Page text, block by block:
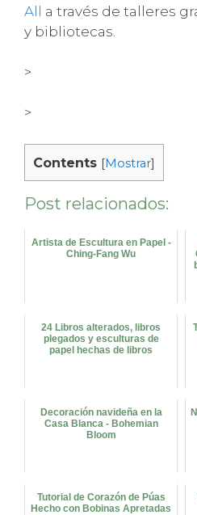
All a través de talleres
y bibliotecas.
>
>
Contents [Mostrar]
Post relacionados:
Artista de Escultura en Papel -
Ching-Fang Wu
24 Libros alterados, libros
plegados y esculturas de
papel hechas de libros
Decoración navideña en la
Casa Blanca - Bohemian
Bloom
Tutorial de Corazón de Púas
Hecho con Bobinas Apretadas